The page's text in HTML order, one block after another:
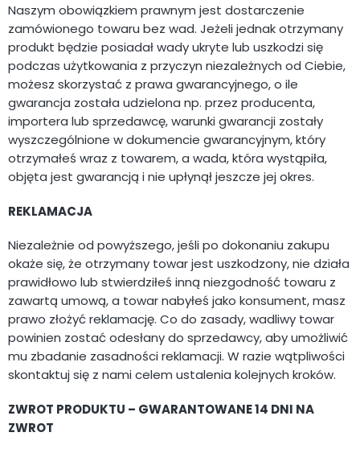
Naszym obowiązkiem prawnym jest dostarczenie
zamówionego towaru bez wad. Jeżeli jednak otrzymany
produkt będzie posiadał wady ukryte lub uszkodzi się
podczas użytkowania z przyczyn niezależnych od Ciebie,
możesz skorzystać z prawa gwarancyjnego, o ile
gwarancja została udzielona np. przez producenta,
importera lub sprzedawcę, warunki gwarancji zostały
wyszczególnione w dokumencie gwarancyjnym, który
otrzymałeś wraz z towarem, a wada, która wystąpiła,
objęta jest gwarancją i nie upłynął jeszcze jej okres.
REKLAMACJA
Niezależnie od powyższego, jeśli po dokonaniu zakupu
okaże się, że otrzymany towar jest uszkodzony, nie działa
prawidłowo lub stwierdziłeś inną niezgodność towaru z
zawartą umową, a towar nabyłeś jako konsument, masz
prawo złożyć reklamację. Co do zasady, wadliwy towar
powinien zostać odesłany do sprzedawcy, aby umożliwić
mu zbadanie zasadności reklamacji. W razie wątpliwości
skontaktuj się z nami celem ustalenia kolejnych kroków.
ZWROT PRODUKTU – GWARANTOWANE 14 DNI NA
ZWROT